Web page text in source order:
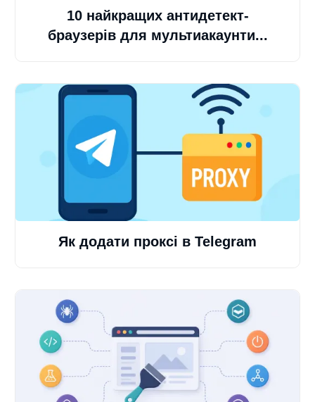
10 найкращих антидетект-
браузерів для мультиакаунти...
Як додати проксі в Telegram